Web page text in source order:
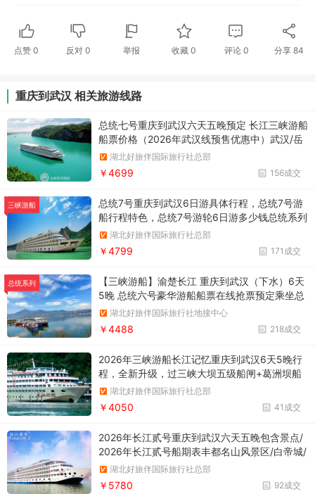
点赞 0 反对0 举报 收藏 0 评论 0 分享 84
重庆到武汉 相关旅游线路
总统七号重庆到武汉六天五晚预定 长江三峡游船
船票价格（2026年武汉线预售优惠中）武汉/岳
阳/洞庭湖/葛洲坝船闸/三峡大坝/西陵峡/三峡大
坝五级船闸/神女溪/巫峡/白帝城/瞿塘峡/丰都/重
湖北好旅伴国际旅行社总部
156成交
￥4699
三峡游船
总统7号重庆到武汉6日游具体行程，总统7号游
船行程特色，总统7号游轮6日游多少钱总统系列
游轮中突破传统内河游船硬件与服务标准而打造
的新一代三峡游船
湖北好旅伴国际旅行社总部
171成交
￥4799
总统系列
【三峡游船】渝楚长江 重庆到武汉（下水）6天
5晚 总统六号豪华游船船票在线抢票预定乘坐总
统六号，穿越长江三峡直达武汉，打卡西陵峡 巫
峡 瞿塘峡，过双闸看大国重器，岳阳楼忆古怀
今，一票在手尽兴嗨玩！
湖北好旅伴国际旅行社地接中心
218成交
￥4488
2026年三峡游船长江记忆重庆到武汉6天5晚行
程，全新升级，过三峡大坝五级船闸+葛洲坝船
闸丰都鬼城/白帝城/瞿塘峡/巫峡/神农溪/三峡大
坝五级船闸/三峡大坝/葛洲坝/岳阳楼
湖北好旅伴国际旅行社总部
41成交
￥4050
2026年长江贰号重庆到武汉六天五晚包含景点/
2026年长江贰号船期表丰都名山风景区/白帝城/
瞿塘峡/巫峡/神女溪/三峡大坝五级船闸/三峡大
坝/西陵峡东段/葛洲坝船闸/岳阳楼+汴河风情街/
湖北好旅伴国际旅行社总部
92成交
￥5780